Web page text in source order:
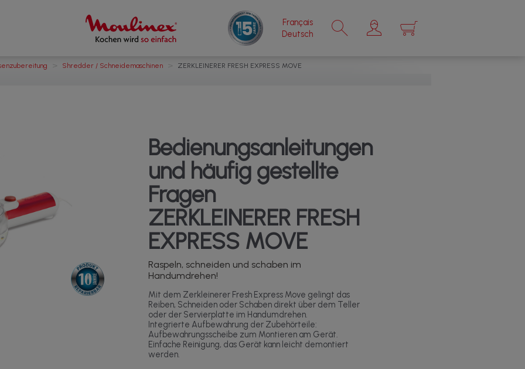
Français
Deutsch
×
Shredder / Schneidemaschinen ZERKLEINERER FRESH EXPRESS MOVE
Bedienungsanleitungen
und häufig gestellte
Fragen
ZERKLEINERER FRESH
EXPRESS MOVE
Raspeln, schneiden und schaben im
Handumdrehen!
Mit dem Zerkleinerer Fresh Express Move gelingt das
Reiben, Schneiden oder Schaben direkt über dem Teller
oder der Servierplatte im Handumdrehen.
Integrierte Aufbewahrung der Zubehörteile:
Aufbewahrungsscheibe zum Montieren am Gerät.
Einfache Reinigung, das Gerät kann leicht demontiert
werden.